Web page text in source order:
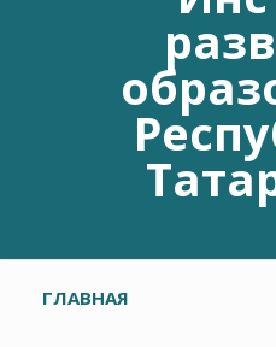
Главное меню
ГЛАВНАЯ